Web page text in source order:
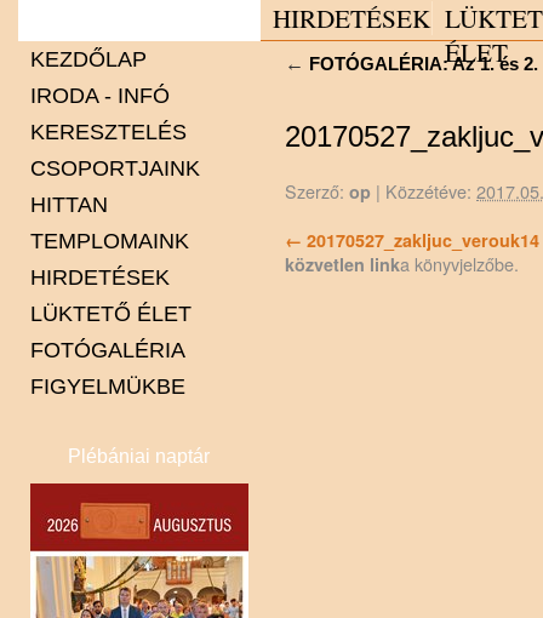
HIRDETÉSEK
ÉLET
KEZDŐLAP
IRODA - INFÓ
KERESZTELÉS
CSOPORTJAINK
Karitász
Minisztránsok
Pasztorális tanács
Spiritus Gaudi énekkar
HITTAN
TEMPLOMAINK
Alsólakos
Csente
Felsőlakos
Gyertyános
Kót
Petesháza
Pince
Szentháromság
HIRDETÉSEK
LÜKTETŐ ÉLET
FOTÓGALÉRIA
FIGYELMÜKBE
Plébániai naptár
← FOTÓGALÉRIA: Az 1. és
Szerző: op | Közzétéve:
20170527_zakljuc_verouk14
közvetlen linka könyvjelzőbe.